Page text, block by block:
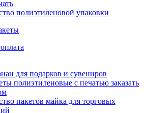
полиэтиленовой упаковки
для подарков и сувениров
полиэтиленовые с печатью заказать
пакетов майка для торговых